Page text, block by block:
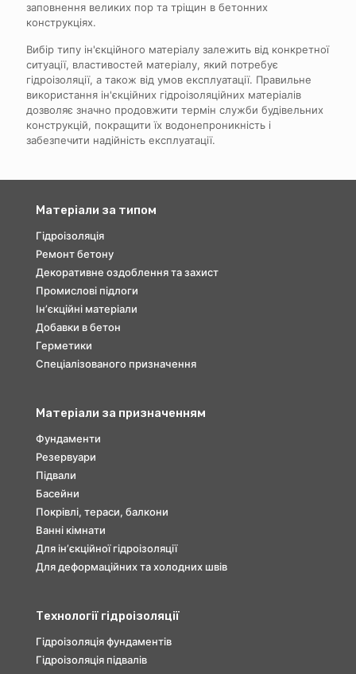
заповнення великих пор та тріщин в бетонних
конструкціях.
Вибір типу ін'єкційного матеріалу залежить від конкретної
ситуації, властивостей матеріалу, який потребує
гідроізоляції, а також від умов експлуатації. Правильне
використання ін'єкційних гідроізоляційних матеріалів
дозволяє значно продовжити термін служби будівельних
конструкцій, покращити їх водонепроникність і
забезпечити надійність експлуатації.
Матеріали за типом
Гідроізоляція
Ремонт бетону
Декоративне оздоблення та захист
Промислові підлоги
Інʼєкційні матеріали
Добавки в бетон
Герметики
Спеціалізованого призначення
Матеріали за призначенням
Фундаменти
Резервуари
Підвали
Басейни
Покрівлі, тераси, балкони
Ванні кімнати
Для інʼєкційної гідроізоляції
Для деформаційних та холодних швів
Технології гідроізоляції
Гідроізоляція фундаментів
Гідроізоляція підвалів